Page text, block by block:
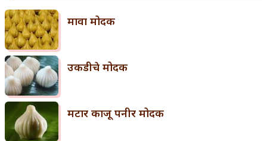
मावा मोदक
उकडीचे मोदक
मटार काजू पनीर मोदक